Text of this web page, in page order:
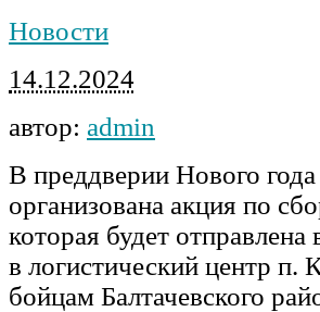
Новости
14.12.2024
автор: admin
В преддверии Нового
организована акция по
которая будет
в логистический центр п.
бойцам Балтачевского